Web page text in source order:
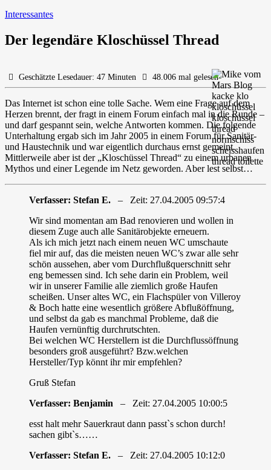
Interessantes
Der legendäre Kloschüssel Thread
Geschätzte Lesedauer: 47 Minuten 48.006 mal gelesen
Das Internet ist schon eine tolle Sache. Wem eine Frage auf dem
Herzen brennt, der fragt in einem Forum einfach mal in die Runde –
und darf gespannt sein, welche Antworten kommen. Die folgende
Unterhaltung ergab sich im Jahr 2005 in einem Forum für Sanitär-
und Haustechnik und war eigentlich durchaus ernst gemeint.
Mittlerweile aber ist der „Kloschüssel Thread“ zu einem urbanen
Mythos und einer Legende im Netz geworden. Aber lest selbst…
Verfasser: Stefan E. – Zeit: 27.04.2005 09:57:4
Wir sind momentan am Bad renovieren und wollen in
diesem Zuge auch alle Sanitärobjekte erneuern.
Als ich mich jetzt nach einem neuen WC umschaute
fiel mir auf, das die meisten neuen WC’s zwar alle sehr
schön aussehen, aber vom Durchflußquerschnitt sehr
eng bemessen sind. Ich sehe darin ein Problem, weil
wir in unserer Familie alle ziemlich große Haufen
scheißen. Unser altes WC, ein Flachspüler von Villeroy
& Boch hatte eine wesentlich größere Abflußöffnung,
und selbst da gab es manchmal Probleme, daß die
Haufen vernünftig durchrutschten.
Bei welchen WC Herstellern ist die Durchflussöffnung
besonders groß ausgeführt? Bzw.welchen
Hersteller/Typ könnt ihr mir empfehlen?
Gruß Stefan
Verfasser: Benjamin – Zeit: 27.04.2005 10:00:5
esst halt mehr Sauerkraut dann passt`s schon durch!
sachen gibt`s……
Verfasser: Stefan E. – Zeit: 27.04.2005 10:12:0